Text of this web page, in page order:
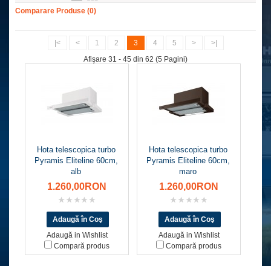
Comparare Produse (0)
|< < 1 2 3 4 5 >
>|
Afişare 31 - 45 din 62 (5 Pagini)
Hota telescopica turbo
Pyramis Eliteline 60cm,
alb
1.260,00RON
Adaugă in Wishlist
Compară produs
Hota telescopica turbo
Pyramis Eliteline 60cm,
maro
1.260,00RON
Adaugă in Wishlist
Compară produs